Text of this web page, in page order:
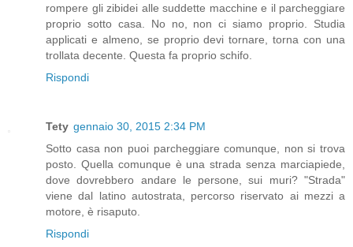
rompere gli zibidei alle suddette macchine e il parcheggiare
proprio sotto casa. No no, non ci siamo proprio. Studia
applicati e almeno, se proprio devi tornare, torna con una
trollata decente. Questa fa proprio schifo.
Rispondi
Tety gennaio 30, 2015 2:34 PM
Sotto casa non puoi parcheggiare comunque, non si trova
posto. Quella comunque è una strada senza marciapiede,
dove dovrebbero andare le persone, sui muri? "Strada"
viene dal latino autostrata, percorso riservato ai mezzi a
motore, è risaputo.
Rispondi